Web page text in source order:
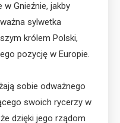
w Gnieźnie, jakby
sylwetka
królem Polski,
pozycję w Europie.
sobie odważnego
swoich rycerzy w
dzięki jego rządom